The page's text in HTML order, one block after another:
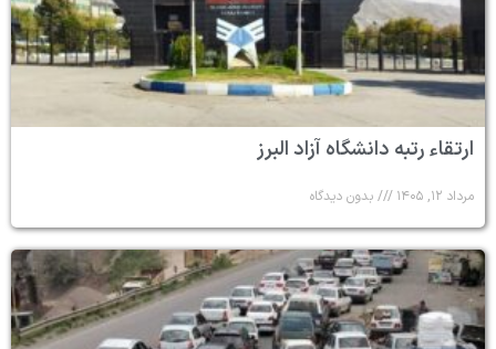
ارتقاء رتبه دانشگاه آزاد البرز
مرداد ۱۲, ۱۴۰۵ بدون دیدگاه